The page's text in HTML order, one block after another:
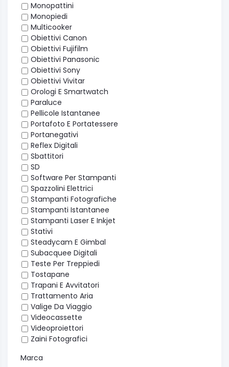
Monopattini
Monopiedi
Multicooker
Obiettivi Canon
Obiettivi Fujifilm
Obiettivi Panasonic
Obiettivi Sony
Obiettivi Vivitar
Orologi E Smartwatch
Paraluce
Pellicole Istantanee
Portafoto E Portatessere
Portanegativi
Reflex Digitali
Sbattitori
SD
Software Per Stampanti
Spazzolini Elettrici
Stampanti Fotografiche
Stampanti Istantanee
Stampanti Laser E Inkjet
Stativi
Steadycam E Gimbal
Subacquee Digitali
Teste Per Treppiedi
Tostapane
Trapani E Avvitatori
Trattamento Aria
Valige Da Viaggio
Videocassette
Videoproiettori
Zaini Fotografici
Marca